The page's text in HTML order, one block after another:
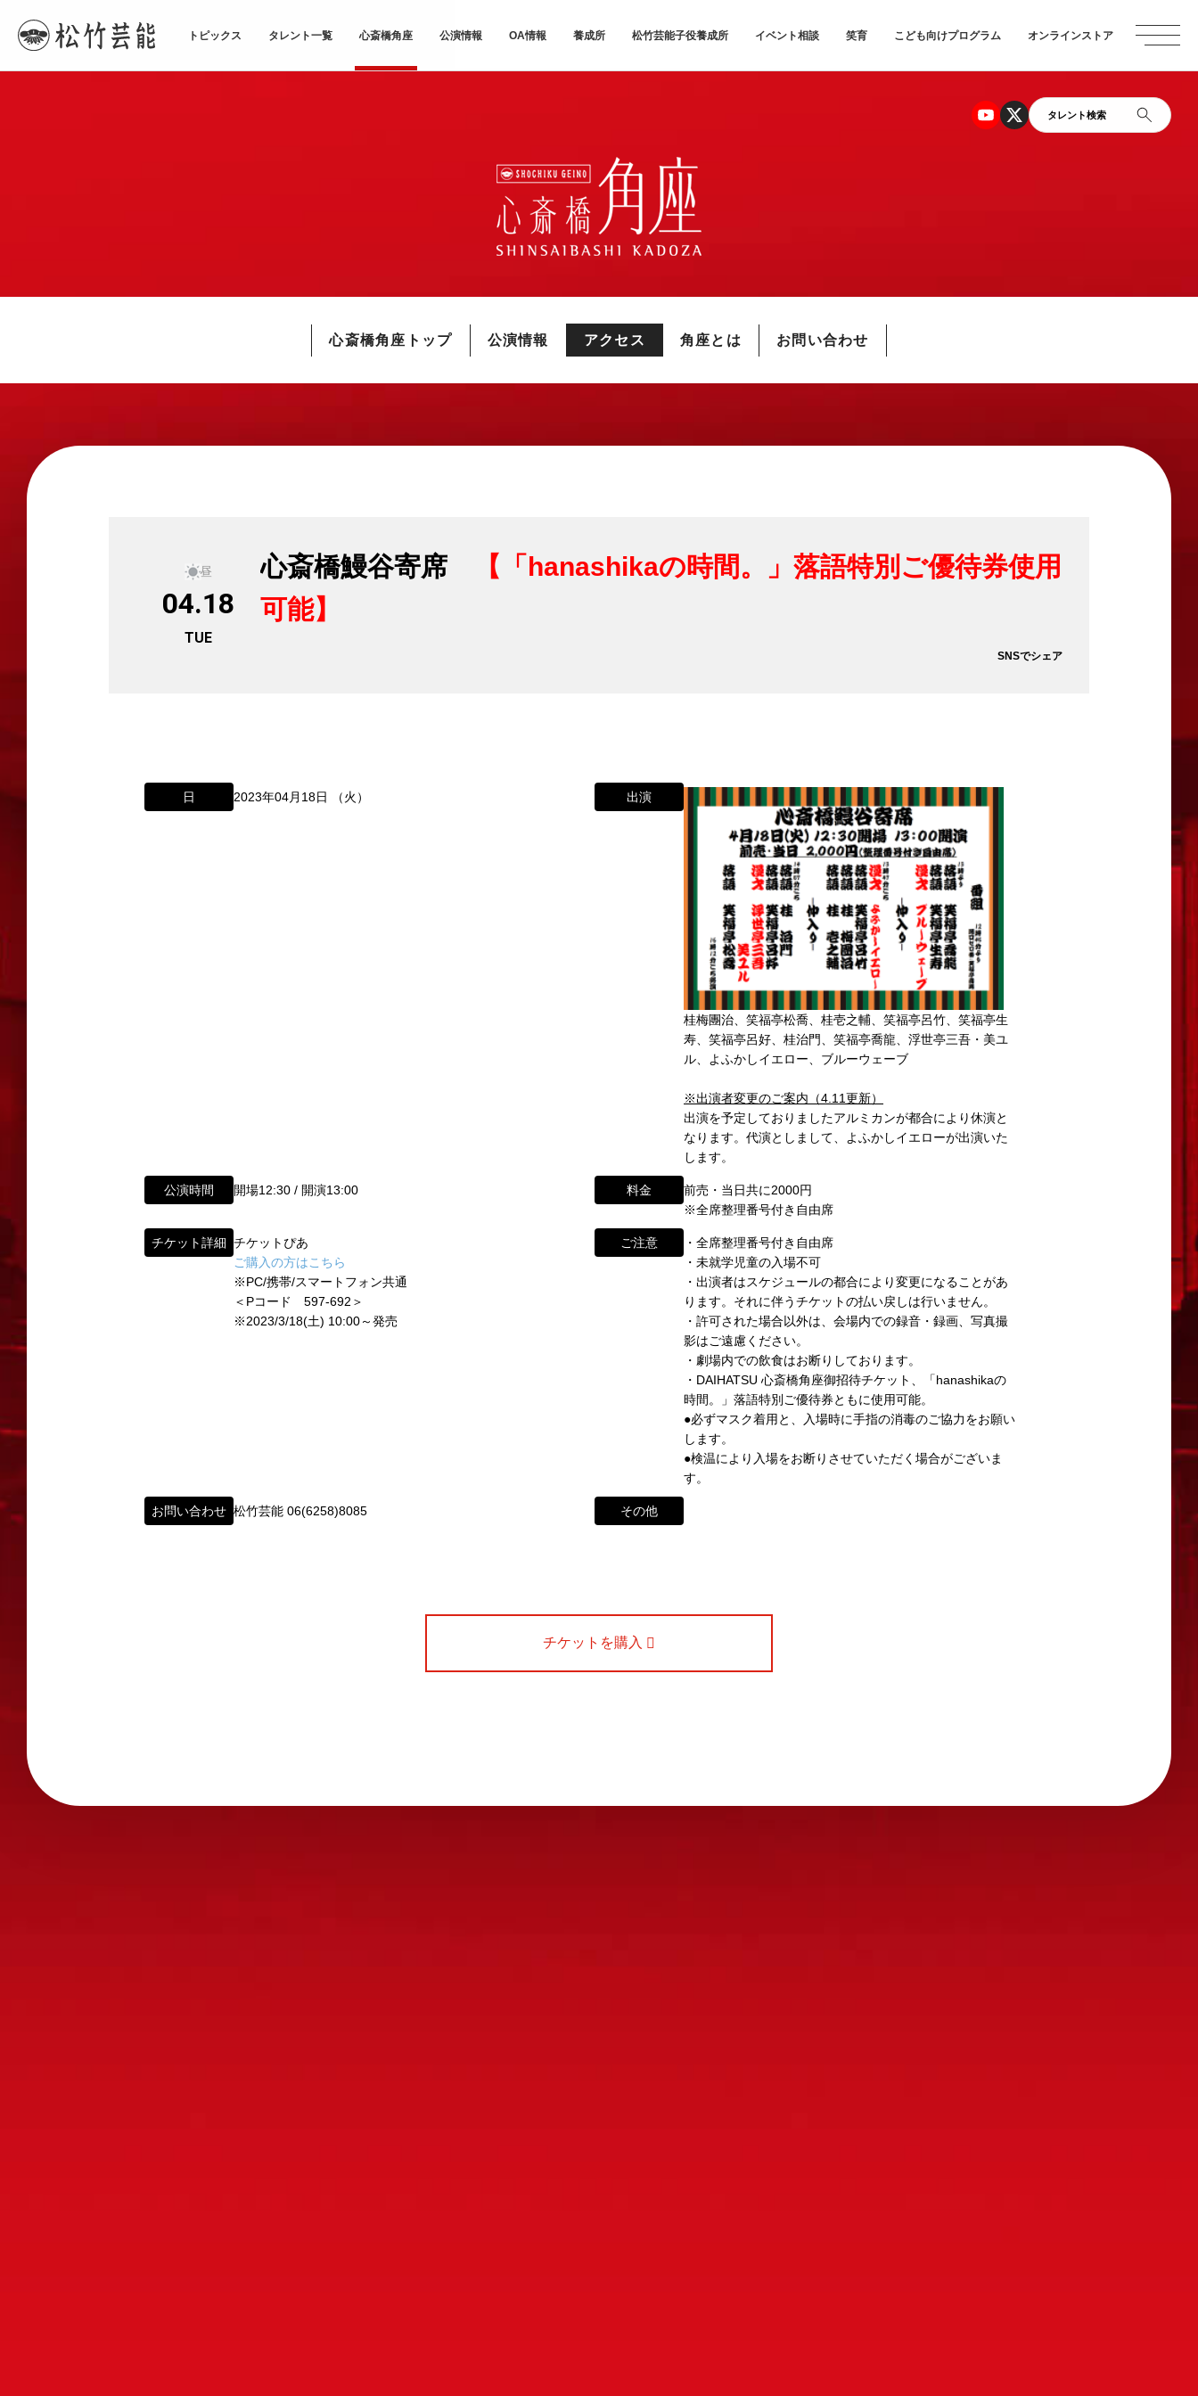
トピックス タレント一覧 心斎橋角座 公演情報 OA情報 養成所 松竹芸能子役養成所 イベント相談 笑育 こども向けプログラム オンラインストア
タレント検索
心斎橋角座トップ 公演情報 アクセス 角座とは お問い合わせ
昼
04.18
TUE
心斎橋鰻谷寄席
【「hanashikaの時間。」落語特別ご優待券使用
可能】
SNSでシェア
日 2023年04月18日 （火） 出演
桂梅團治、笑福亭松喬、桂壱之輔、笑福亭呂竹、笑福亭生
寿、笑福亭呂好、桂治門、笑福亭喬龍、浮世亭三吾・美ユ
ル、よふかしイエロー、ブルーウェーブ
※出演者変更のご案内（4.11更新）
出演を予定しておりましたアルミカンが都合により休演と
なります。代演としまして、よふかしイエローが出演いた
します。
公演時間 開場12:30 / 開演13:00 料金
前売・当日共に2000円
※全席整理番号付き自由席
チケット詳細 チケットぴあ
ご購入の方はこちら
※PC/携帯/スマートフォン共通
＜Pコード 597-692＞
※2023/3/18(土) 10:00～発売
ご注意
・全席整理番号付き自由席
・未就学児童の入場不可
・出演者はスケジュールの都合により変更になることがあ
ります。それに伴うチケットの払い戻しは行いません。
・許可された場合以外は、会場内での録音・録画、写真撮
影はご遠慮ください。
・劇場内での飲食はお断りしております。
・DAIHATSU 心斎橋角座御招待チケット、「hanashikaの
時間。」落語特別ご優待券ともに使用可能。
●必ずマスク着用と、入場時に手指の消毒のご協力をお願い
します。
●検温により入場をお断りさせていただく場合がございま
す。
お問い合わせ 松竹芸能 06(6258)8085 その他
チケットを購入 
DAIHATSU
心斎橋角座トップ
公演情報
「角座」はかつて、浪花座、中座、朝日座、弁天座と共に、
「五つ櫓」若しくは「道頓堀五座」と呼ばれ、
その後、「角座」の名称は、松竹(株)の直営映画館(大阪市中央区)や
弊社直営の劇場「B1角座」(大阪市中央区)に引き継がれていましたが、
2008年の角座ビル(大阪市中央区)の閉館と共に、消滅致しました。
この由緒ある名称を、日本のエンタテインメントの中心である東京・大阪で復活させ、 新たな歴史をスタートさせたいと考えております。
この劇場から、日本を代表するエンタテインナーが続々と輩出され、文化の発展に寄与できるものと考えております。
イベント出演依頼のお問い合わせ
以下のページからお問い合わせ願います。
イベント出演依頼メール送信フォーム
https://www.shochikugeino.co.jp/event/form/
タレントへのファンメール
※イベント内容・出演者等に関するお問い合わせ・ご意見・ご感想は各イベントのお問い合わせ先電話番号へお問い合わせください。
※内容によっては弊社からの回答を控えさせていただく場合もございます。予めご了承の上お問い合わせください。